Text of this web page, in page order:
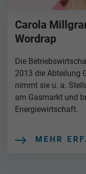
Carola
Wordrap
Die
2013 die Abteilung
nimmt sie u. a.
am Gasmarkt und
Energiewirtschaft.
MEHR